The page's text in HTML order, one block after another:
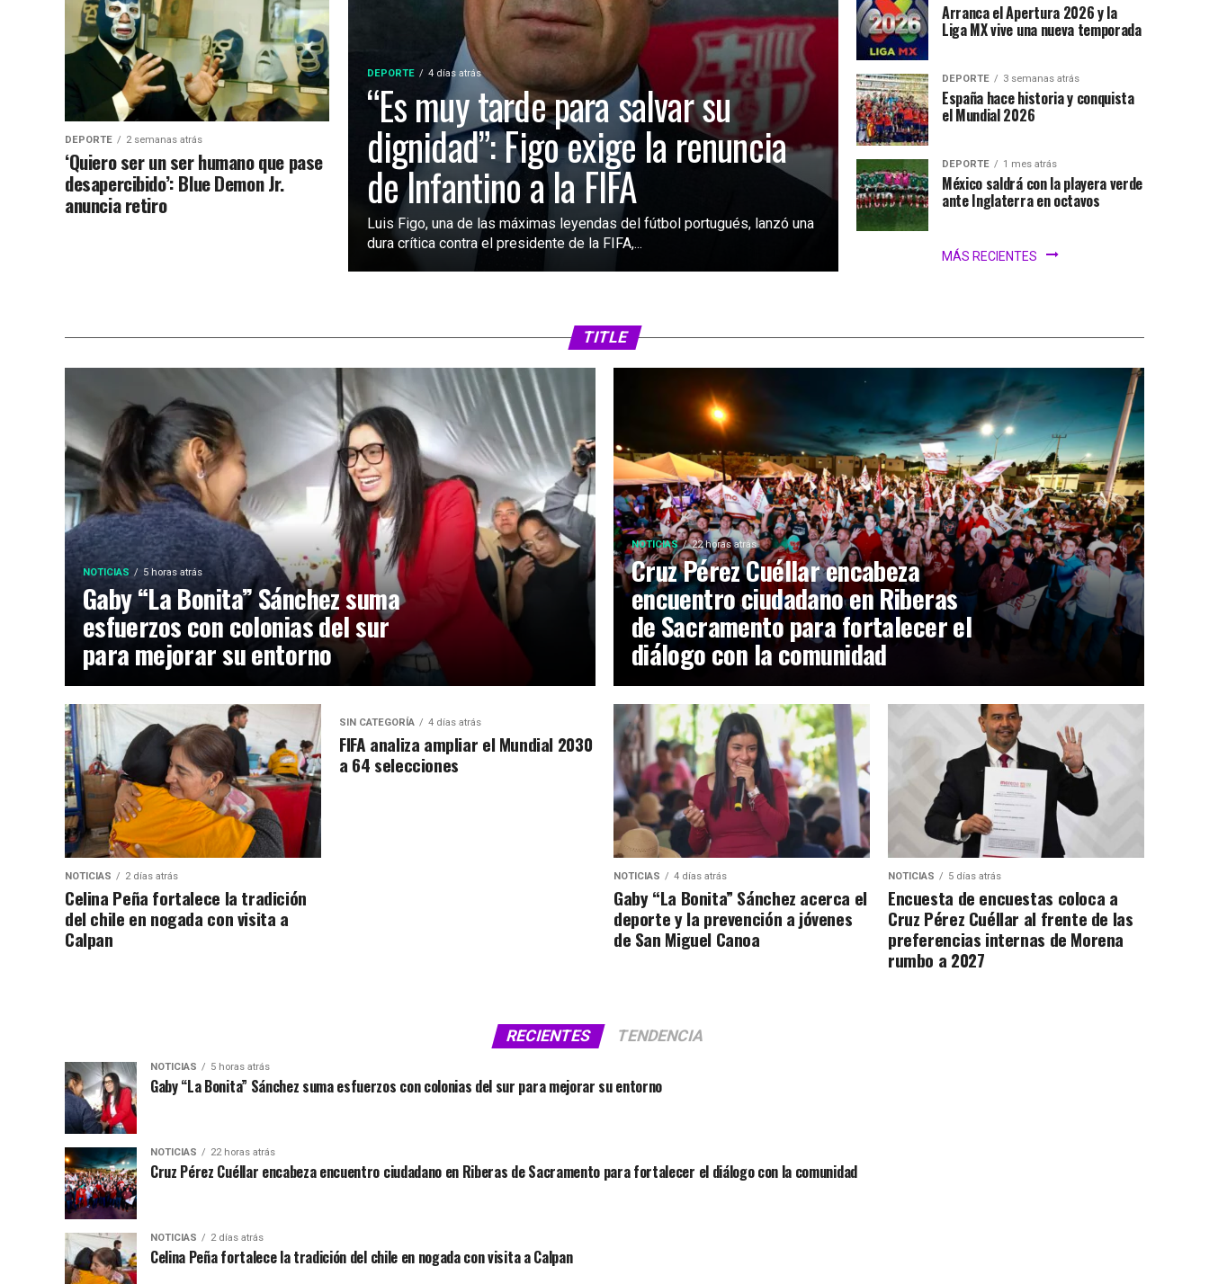
DEPORTE 4 días atrás
“Es muy tarde para salvar su
dignidad”: Figo exige la renuncia
de Infantino a la FIFA
Luis Figo, una de las máximas leyendas del fútbol portugués, lanzó una
dura crítica contra el presidente de la FIFA,...
DEPORTE 2 semanas atrás
‘Quiero ser un ser humano que pase
desapercibido’: Blue Demon Jr.
anuncia retiro
Arranca el Apertura 2026 y la
Liga MX vive una nueva temporada
DEPORTE 3 semanas atrás
España hace historia y conquista
el Mundial 2026
DEPORTE 1 mes atrás
México saldrá con la playera verde
ante Inglaterra en octavos
MÁS RECIENTES
TITLE
NOTICIAS 5 horas atrás
Gaby “La Bonita” Sánchez suma
esfuerzos con colonias del sur
para mejorar su entorno
NOTICIAS 22 horas atrás
Cruz Pérez Cuéllar encabeza
encuentro ciudadano en Riberas
de Sacramento para fortalecer el
diálogo con la comunidad
NOTICIAS 2 días atrás
Celina Peña fortalece la tradición
del chile en nogada con visita a
Calpan
SIN CATEGORÍA 4 días atrás
FIFA analiza ampliar el Mundial 2030
a 64 selecciones
NOTICIAS 4 días atrás
Gaby “La Bonita” Sánchez acerca el
deporte y la prevención a jóvenes
de San Miguel Canoa
NOTICIAS 5 días atrás
Encuesta de encuestas coloca a
Cruz Pérez Cuéllar al frente de las
preferencias internas de Morena
rumbo a 2027
RECIENTES TENDENCIA
NOTICIAS 5 horas atrás
Gaby “La Bonita” Sánchez suma esfuerzos con colonias del sur para mejorar su entorno
NOTICIAS 22 horas atrás
Cruz Pérez Cuéllar encabeza encuentro ciudadano en Riberas de Sacramento para fortalecer el diálogo con la comunidad
NOTICIAS 2 días atrás
Celina Peña fortalece la tradición del chile en nogada con visita a Calpan